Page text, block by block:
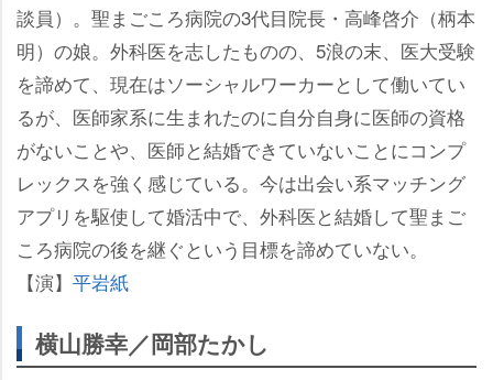
談員）。聖まごころ病院の3代目院長・高峰啓介（柄本
明）の娘。外科医を志したものの、5浪の末、医大受験
を諦めて、現在はソーシャルワーカーとして働いてい
るが、医師家系に生まれたのに自分自身に医師の資格
がないことや、医師と結婚できていないことにコンプ
レックスを強く感じている。今は出会い系マッチング
アプリを駆使して婚活中で、外科医と結婚して聖まご
ころ病院の後を継ぐという目標を諦めていない。
【演】 平岩紙
横山勝幸／岡部たかし